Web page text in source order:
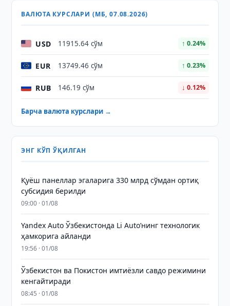
ВАЛЮТА КУРСЛАРИ (МБ, 07.08.2026)
USD 11915.64 сўм ↑ 0.24%
EUR 13749.46 сўм ↑ 0.23%
RUB 146.19 сўм ↓ 0.12%
Барча валюта курслари →
ЭНГ КЎП ЎҚИЛГАН
Қуёш панеллар эгаларига 330 млрд сўмдан ортиқ
субсидия берилди
09:00 · 01/08
Yandex Auto Ўзбекистонда Li Auto’нинг технологик
ҳамкорига айланди
19:56 · 01/08
Ўзбекистон ва Покистон имтиёзли савдо режимини
кенгайтиради
08:45 · 01/08